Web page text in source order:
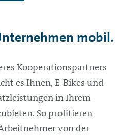
mobil.
Kooperationspartners
es Ihnen, E-Bikes und
in Ihrem
So profitieren
von der